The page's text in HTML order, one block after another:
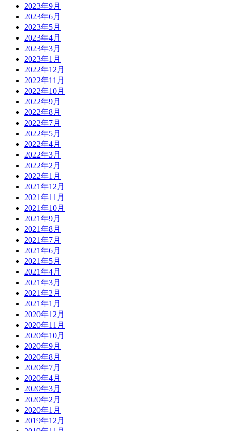
2023年9月
2023年6月
2023年5月
2023年4月
2023年3月
2023年1月
2022年12月
2022年11月
2022年10月
2022年9月
2022年8月
2022年7月
2022年5月
2022年4月
2022年3月
2022年2月
2022年1月
2021年12月
2021年11月
2021年10月
2021年9月
2021年8月
2021年7月
2021年6月
2021年5月
2021年4月
2021年3月
2021年2月
2021年1月
2020年12月
2020年11月
2020年10月
2020年9月
2020年8月
2020年7月
2020年4月
2020年3月
2020年2月
2020年1月
2019年12月